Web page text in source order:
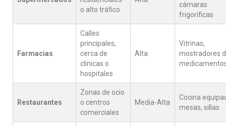
o alto tráfico
cámaras
frigoríficas
Farmacias
Calles
principales,
cerca de
clínicas o
hospitales
Alta
Vitrinas,
mostradores
Restaurantes
Zonas de ocio
o centros
comerciales
Media-Alta
Cocina
mesas, sillas